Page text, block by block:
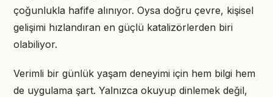
çoğunlukla hafife alınıyor. Oysa doğru çevre, kişisel
gelişimi hızlandıran en güçlü katalizörlerden biri
olabiliyor.
Verimli bir günlük yaşam deneyimi için hem bilgi hem
de uygulama şart. Yalnızca okuyup dinlemek değil,